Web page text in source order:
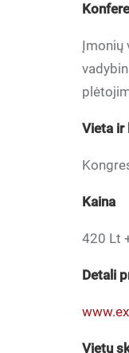
Įmonių
Vieta ir
Kaina
420 Lt
Detali
Vietų